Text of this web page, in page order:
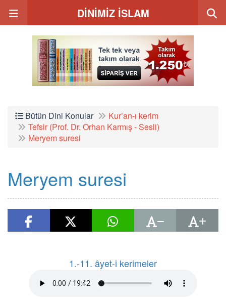
DİNİMİZ İSLAM
Bütün Dini Konular
Kur’an-ı kerim
Tefsir (Prof. Dr. Orhan Karmış - Sesli)
Meryem suresi
Meryem suresi
1.-11. âyet-i kerimeler